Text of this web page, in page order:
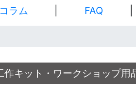
コラム FAQ
キット・ワークショップ用